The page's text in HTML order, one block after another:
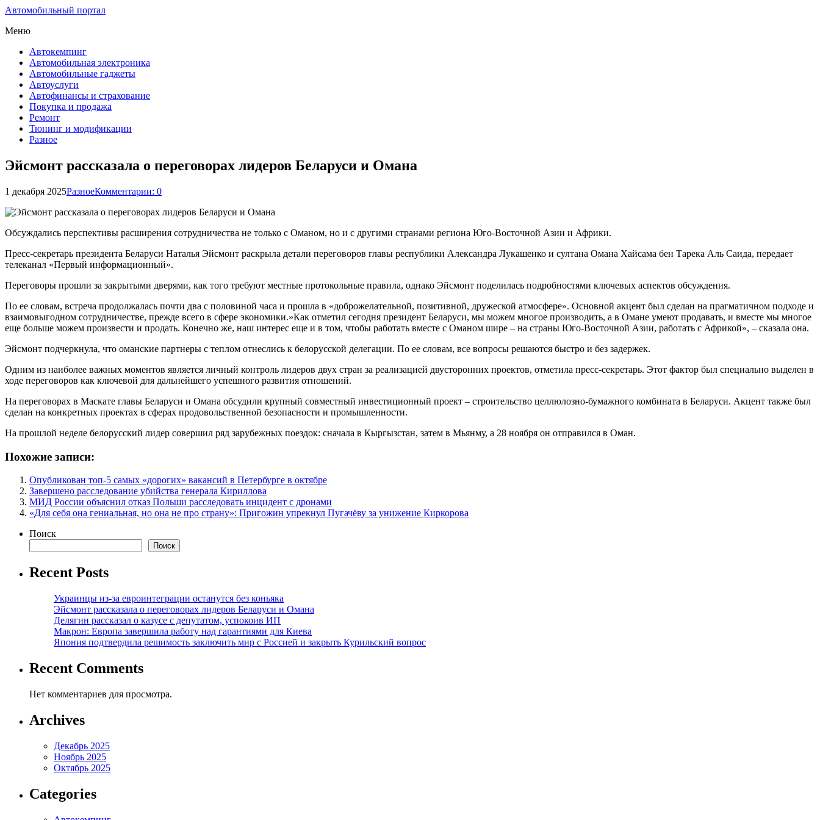
Автомобильный портал
Меню
Автокемпинг
Автомобильная электроника
Автомобильные гаджеты
Автоуслуги
Автофинансы и страхование
Покупка и продажа
Ремонт
Тюнинг и модификации
Разное
Эйсмонт рассказала о переговорах лидеров Беларуси и Омана
1 декабря 2025РазноеКомментарии: 0
Обсуждались перспективы расширения сотрудничества не только с Оманом, но и с другими странами региона Юго-Восточной Азии и Африки.
Пресс-секретарь президента Беларуси Наталья Эйсмонт раскрыла детали переговоров главы республики Александра Лукашенко и султана Омана Хайсама бен Тарека Аль Саида, передает
телеканал «Первый информационный».
Переговоры прошли за закрытыми дверями, как того требуют местные протокольные правила, однако Эйсмонт поделилась подробностями ключевых аспектов обсуждения.
По ее словам, встреча продолжалась почти два с половиной часа и прошла в «доброжелательной, позитивной, дружеской атмосфере». Основной акцент был сделан на прагматичном подходе и
взаимовыгодном сотрудничестве, прежде всего в сфере экономики.»Как отметил сегодня президент Беларуси, мы можем многое производить, а в Омане умеют продавать, и вместе мы многое
еще больше можем произвести и продать. Конечно же, наш интерес еще и в том, чтобы работать вместе с Оманом шире – на страны Юго-Восточной Азии, работать с Африкой», – сказала она.
Эйсмонт подчеркнула, что оманские партнеры с теплом отнеслись к белорусской делегации. По ее словам, все вопросы решаются быстро и без задержек.
Одним из наиболее важных моментов является личный контроль лидеров двух стран за реализацией двусторонних проектов, отметила пресс-секретарь. Этот фактор был специально выделен в
ходе переговоров как ключевой для дальнейшего успешного развития отношений.
На переговорах в Маскате главы Беларуси и Омана обсудили крупный совместный инвестиционный проект – строительство целлюлозно-бумажного комбината в Беларуси. Акцент также был
сделан на конкретных проектах в сферах продовольственной безопасности и промышленности.
На прошлой неделе белорусский лидер совершил ряд зарубежных поездок: сначала в Кыргызстан, затем в Мьянму, а 28 ноября он отправился в Оман.
Похожие записи:
Опубликован топ-5 самых «дорогих» вакансий в Петербурге в октябре
Завершено расследование убийства генерала Кириллова
МИД России объяснил отказ Польши расследовать инцидент с дронами
«Для себя она гениальная, но она не про страну»: Пригожин упрекнул Пугачёву за унижение Киркорова
Поиск
Поиск
Recent Posts
Украинцы из-за евроинтеграции останутся без коньяка
Эйсмонт рассказала о переговорах лидеров Беларуси и Омана
Делягин рассказал о казусе с депутатом, успокоив ИП
Макрон: Европа завершила работу над гарантиями для Киева
Япония подтвердила решимость заключить мир с Россией и закрыть Курильский вопрос
Recent Comments
Нет комментариев для просмотра.
Archives
Декабрь 2025
Ноябрь 2025
Октябрь 2025
Categories